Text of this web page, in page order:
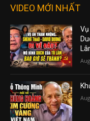
VIDEO MỚI NHẤT